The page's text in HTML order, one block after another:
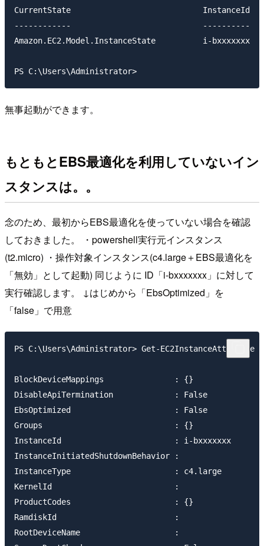
CurrentState                            InstanceId
------------                            ----------
Amazon.EC2.Model.InstanceState          i-
無事起動ができます。
もともとEBS最適化を利用していないイン
スタンスは。。
念のため、最初からEBS最適化を使っていない場合を確認
しておきました。 ・powershell実行元インスタンス
(t2.micro) ・操作対象インスタンス(c4.large＋EBS最適化を
「無効」として起動) 同じように ID「i-bxxxxxxx」に対して
実行確認します。 ↓はじめから「EbsOptimized」を
「false」で用意
PS C:\Users\Administrator> Get-
BlockDeviceMappings               : {}
DisableApiTermination             : False
EbsOptimized                      : False
Groups                            : {}
InstanceId                        : i-bxxxxxxx
InstanceInitiatedShutdownBehavior :
InstanceType                      : c4.large
KernelId                          :
ProductCodes                      : {}
RamdiskId                         :
RootDeviceName                    :